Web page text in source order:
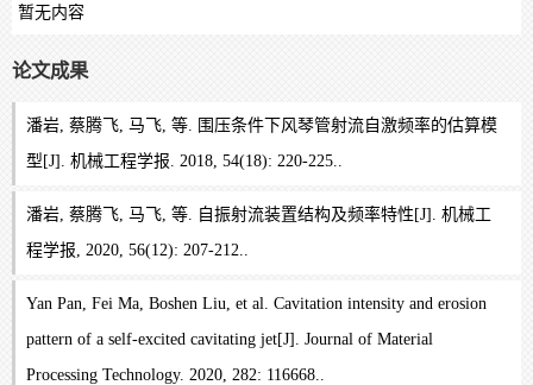
暂无内容
论文成果
潘岩, 蔡腾飞, 马飞, 等. 围压条件下风琴管射流自激频率的估算模
型[J]. 机械工程学报. 2018, 54(18): 220-225..
潘岩, 蔡腾飞, 马飞, 等. 自振射流装置结构及频率特性[J]. 机械工
程学报, 2020, 56(12): 207-212..
Yan Pan, Fei Ma, Boshen Liu, et al. Cavitation intensity and erosion
pattern of a self-excited cavitating jet[J]. Journal of Material
Processing Technology. 2020, 282: 116668..